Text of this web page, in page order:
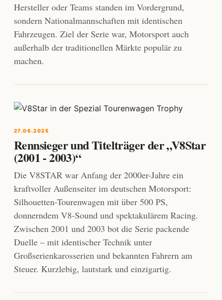
Hersteller oder Teams standen im Vordergrund,
sondern Nationalmannschaften mit identischen
Fahrzeugen. Ziel der Serie war, Motorsport auch
außerhalb der traditionellen Märkte populär zu
machen.
27.06.2025
Rennsieger und Titelträger der „V8Star
(2001 - 2003)“
Die V8STAR war Anfang der 2000er-Jahre ein
kraftvoller Außenseiter im deutschen Motorsport:
Silhouetten-Tourenwagen mit über 500 PS,
donnerndem V8-Sound und spektakulärem Racing.
Zwischen 2001 und 2003 bot die Serie packende
Duelle – mit identischer Technik unter
Großserienkarosserien und bekannten Fahrern am
Steuer. Kurzlebig, lautstark und einzigartig.